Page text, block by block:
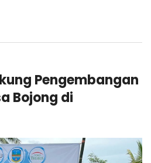
Pengembangan
Bojong di